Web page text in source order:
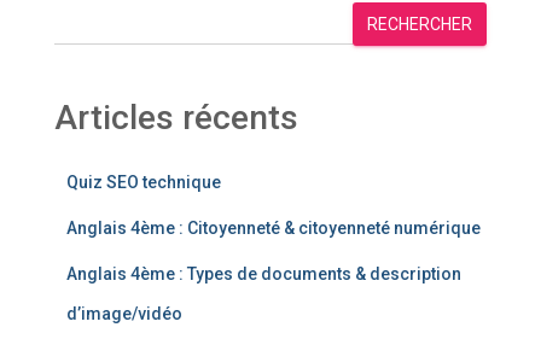
RECHERCHER
Articles récents
Quiz SEO technique
Anglais 4ème : Citoyenneté & citoyenneté numérique
Anglais 4ème : Types de documents & description
d’image/vidéo